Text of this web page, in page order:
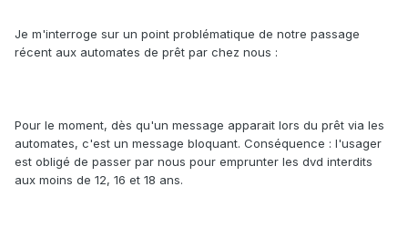
Je m'interroge sur un point problématique de notre passage
récent aux automates de prêt par chez nous :
Pour le moment, dès qu'un message apparait lors du prêt via les
automates, c'est un message bloquant. Conséquence : l'usager
est obligé de passer par nous pour emprunter les dvd interdits
aux moins de 12, 16 et 18 ans.